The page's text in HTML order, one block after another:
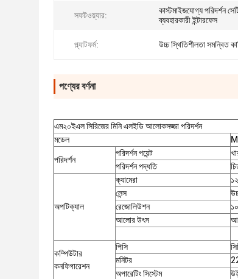
সফটওয়্যার:
কাস্টমাইজযোগ্য পরিদর্শন
ব্যবহারকারী ইন্টারফেস
প্ল্যাটফর্ম: উচ্চ স্থিতিশীলতা সমন্বিত
পণ্যের বর্ণনা
এম২০ইএল সিরিজের মিনি এলইডি আলোকসজ্জা পরিদর্শন
মডেল
পরিদর্শন
পরিদর্শন পয়েন্ট
পরিদর্শন পদ্ধতি
অপটিক্যাল
ক্যামেরা
লেন্স
রেজোলিউশন
আলোর উৎস
কম্পিউটার
কনফিগারেশন
পিসি
মনিটর
অপারেটিং সিস্টেম